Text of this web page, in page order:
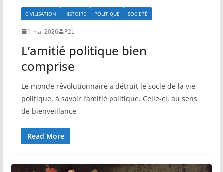
CIVILISATION HISTOIRE POLITIQUE SOCIETÉ
1 mai 2026 P2L
L’amitié politique bien
comprise
Le monde révolutionnaire a détruit le socle de la vie
politique, à savoir l’amitié politique. Celle-ci, au sens
de bienveillance
Read More